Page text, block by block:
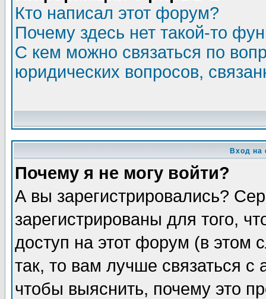
Кто написал этот форум?
Почему здесь нет такой-то
С кем можно связаться по
юридических вопросов,
Вход на
Почему я не могу войти?
А вы зарегистрировались?
зарегистрированы для того,
доступ на этот форум (в этом
так, то вам лучше связаться
чтобы выяснить, почему это